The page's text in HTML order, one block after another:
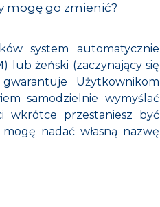
mogę go zmienić?
system automatycznie
lub żeński (zaczynający się
Użytkownikom
samodzielnie wymyślać
wkrótce przestaniesz być
nadać własną nazwę